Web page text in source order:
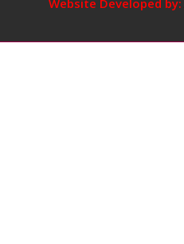
Website Developed by: